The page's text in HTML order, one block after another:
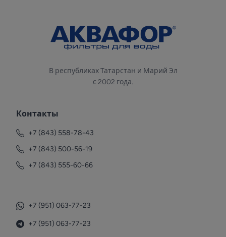
В республиках Татарстан и Марий Эл
с 2002 года.
Контакты
+7 (843) 558-78-43
+7 (843) 500-56-19
+7 (843) 555-60-66
+7 (951) 063-77-23
+7 (951) 063-77-23